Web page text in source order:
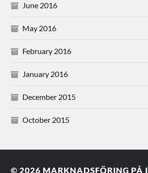
June 2016
May 2016
February 2016
January 2016
December 2015
October 2015
© 2026 MARKNADSFÖRING PÅ